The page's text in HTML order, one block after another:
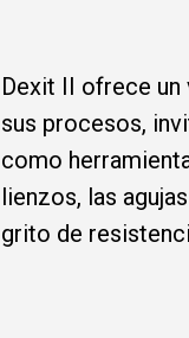
Dexit II ofrece
sus procesos,
como
lienzos, las
grito de